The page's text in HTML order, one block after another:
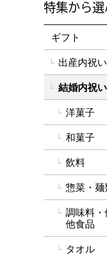
特集から選
ギフト
出産内祝い
結婚内祝い
洋菓子
和菓子
飲料
惣菜・麺
調味料・
他食品
タオル